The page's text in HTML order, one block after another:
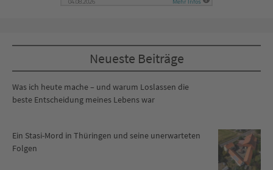
Neueste Beiträge
Was ich heute mache – und warum Loslassen die
beste Entscheidung meines Lebens war
Ein Stasi-Mord in Thüringen und seine unerwarteten
Folgen